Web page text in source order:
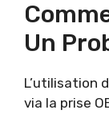
Un
L’utilisation
via la prise